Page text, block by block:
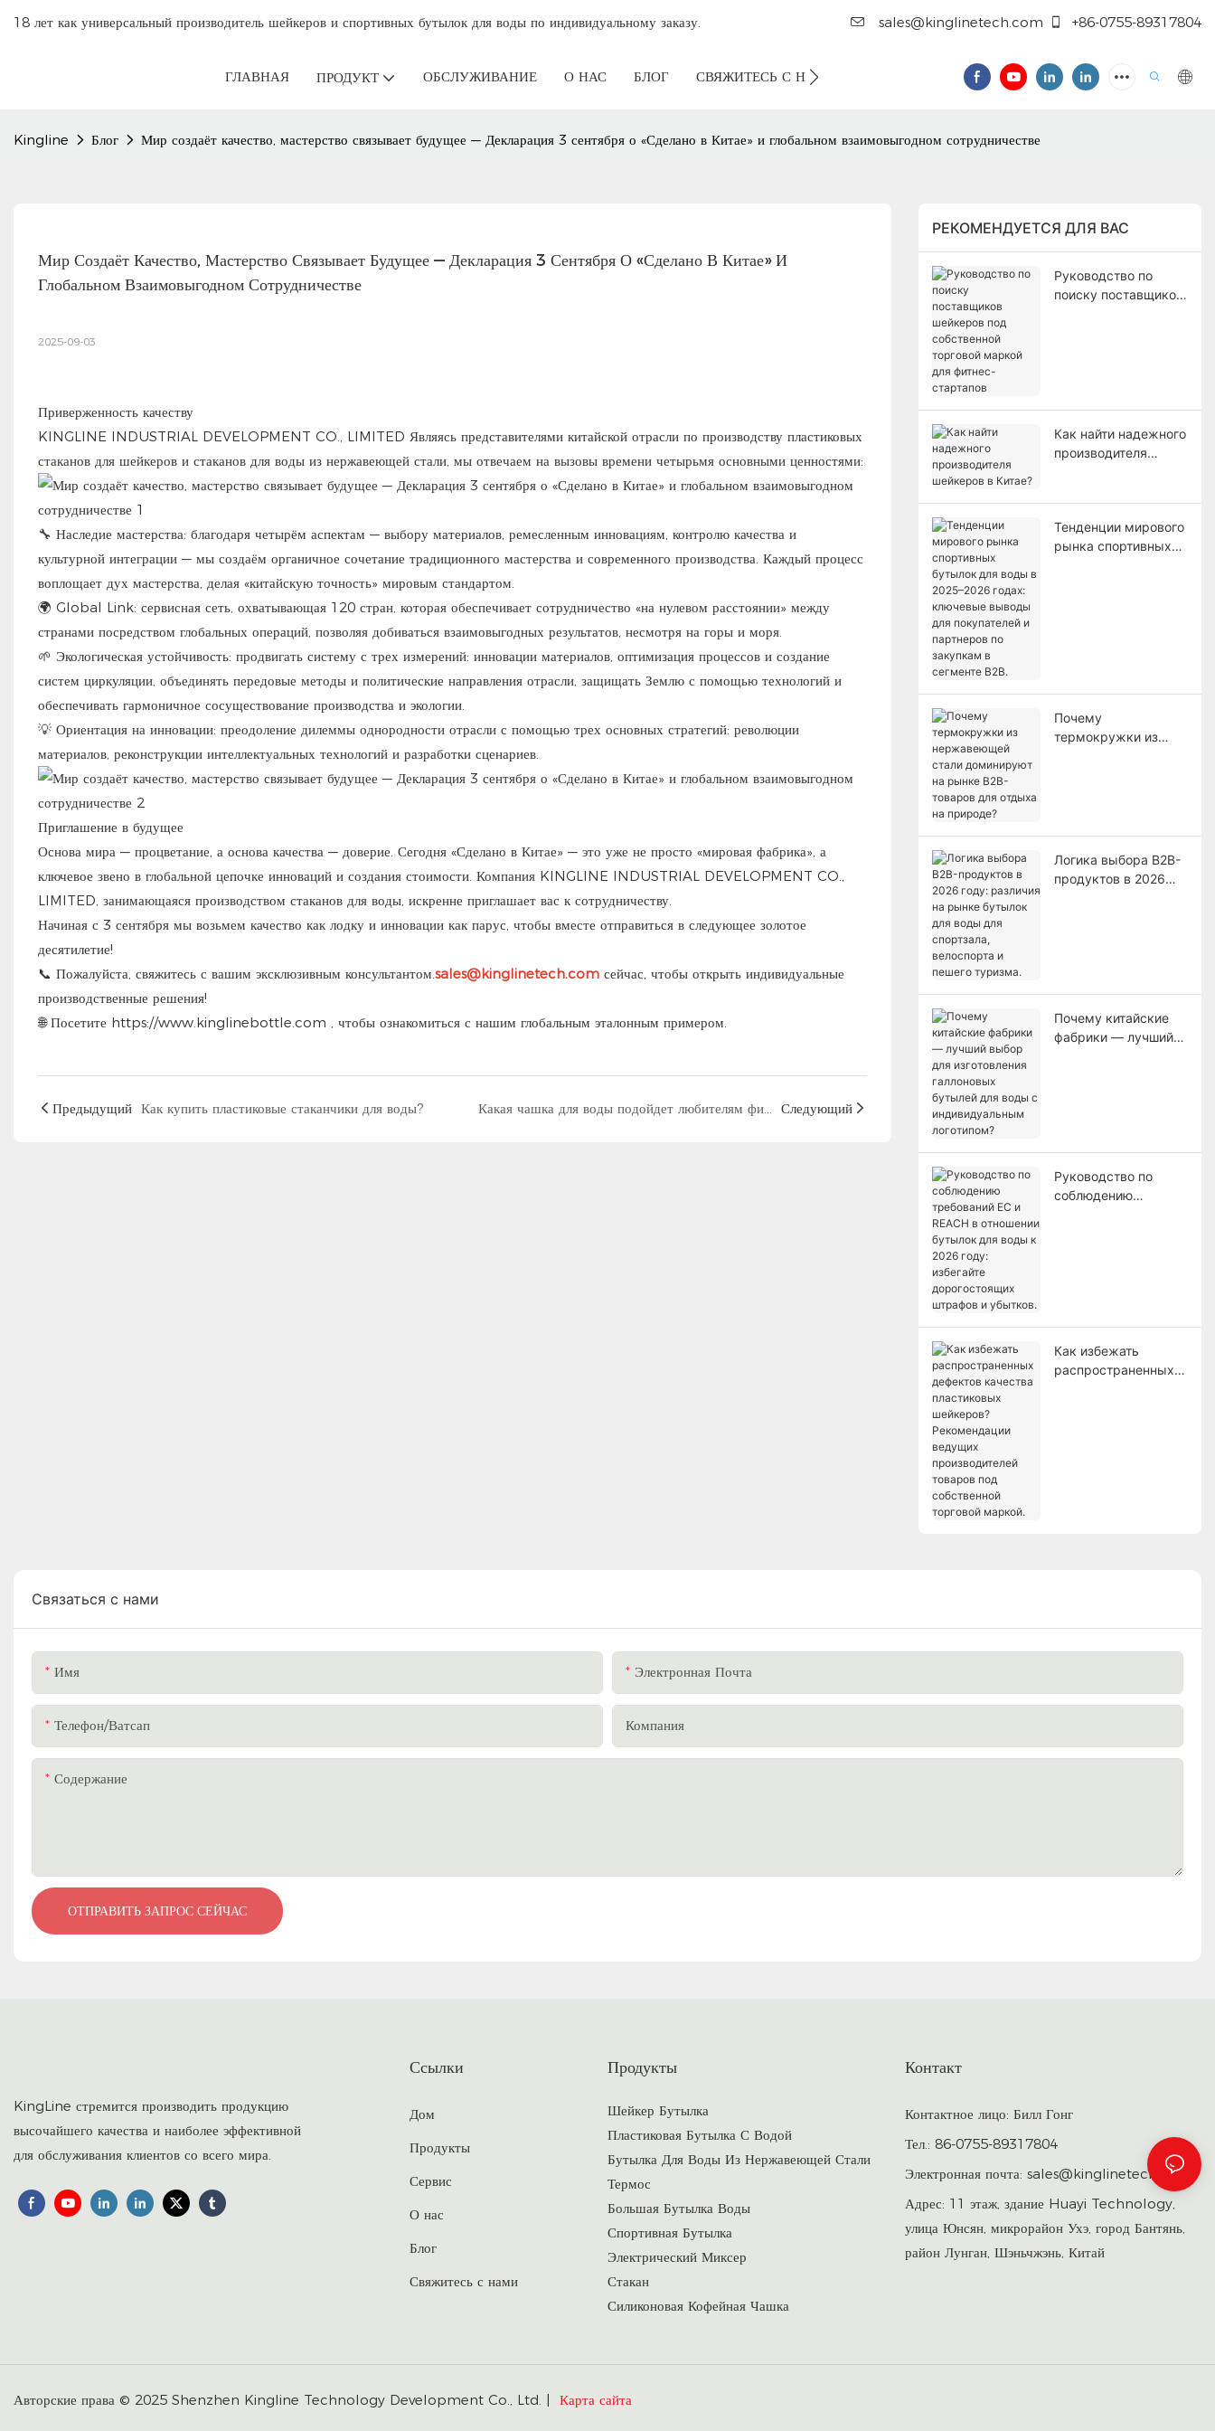
18 лет как универсальный производитель шейкеров и спортивных бутылок для воды по индивидуальному заказу. sales@kinglinetech.com +86-0755-89317804
ГЛАВНАЯ ПРОДУКТ ОБСЛУЖИВАНИЕ О НАС БЛОГ СВЯЖИТЕСЬ С НАМИ
Kingline Блог Мир создаёт качество, мастерство связывает будущее — Декларация 3 сентября о «Сделано в Китае» и глобальном взаимовыгодном сотрудничестве
Мир Создаёт Качество, Мастерство Связывает Будущее — Декларация 3 Сентября О «Сделано В Китае» И
Глобальном Взаимовыгодном Сотрудничестве
2025-09-03
Приверженность качеству
KINGLINE INDUSTRIAL DEVELOPMENT CO., LIMITED Являясь представителями китайской отрасли по производству пластиковых
стаканов для шейкеров и стаканов для воды из нержавеющей стали, мы отвечаем на вызовы времени четырьмя основными ценностями:
🔧 Наследие мастерства: благодаря четырём аспектам — выбору материалов, ремесленным инновациям, контролю качества и
культурной интеграции — мы создаём органичное сочетание традиционного мастерства и современного производства. Каждый процесс
воплощает дух мастерства, делая «китайскую точность» мировым стандартом.
‌🌍 Global Link‌: сервисная сеть, охватывающая 120 стран, которая обеспечивает сотрудничество «на нулевом расстоянии» между
странами посредством глобальных операций, позволяя добиваться взаимовыгодных результатов, несмотря на горы и моря.
‌🌱 Экологическая устойчивость‌: продвигать систему с трех измерений: инновации материалов, оптимизация процессов и создание
систем циркуляции, объединять передовые методы и политические направления отрасли, защищать Землю с помощью технологий и
обеспечивать гармоничное сосуществование производства и экологии.
‌💡 ​​​​Ориентация на инновации: преодоление дилеммы однородности отрасли с помощью трех основных стратегий: революции
материалов, реконструкции интеллектуальных технологий и разработки сценариев.
Приглашение в будущее
Основа мира — процветание, а основа качества — доверие. Сегодня «Сделано в Китае» — это уже не просто «мировая фабрика», а
ключевое звено в глобальной цепочке инноваций и создания стоимости. Компания KINGLINE INDUSTRIAL DEVELOPMENT CO.,
LIMITED, занимающаяся производством стаканов для воды, искренне приглашает вас к сотрудничеству.
Начиная с 3 сентября мы возьмем качество как лодку и инновации как парус, чтобы вместе отправиться в следующее золотое
десятилетие!
📞 Пожалуйста, свяжитесь с вашим эксклюзивным консультантом.sales@kinglinetech.comсейчас, чтобы открыть индивидуальные
производственные решения!
🌐 Посетите https://www.kinglinebottle.com , чтобы ознакомиться с нашим глобальным эталонным примером.
Предыдущий Как купить пластиковые стаканчики для воды? Какая чашка для воды подойдет любителям фитнеса? Следующий
РЕКОМЕНДУЕТСЯ ДЛЯ ВАС
Руководство по
поиску поставщиков
Как найти надежного
производителя
Тенденции мирового
рынка спортивных
Почему
термокружки из
Логика выбора B2B-
продуктов в 2026
Почему китайские
фабрики — лучший
логотипом?
Руководство по
соблюдению
Как избежать
распространенных
Связаться с нами
Имя Электронная Почта
Телефон/ватсап Компания
Содержание
ОТПРАВИТЬ ЗАПРОС СЕЙЧАС
KingLine стремится производить продукцию
высочайшего качества и наиболее эффективной
для обслуживания клиентов со всего мира.
Ссылки
Дом
Продукты
Сервис
О нас
Блог
Свяжитесь с нами
Продукты
Шейкер Бутылка
Пластиковая Бутылка С Водой
Бутылка Для Воды Из Нержавеющей Стали
Термос
Большая Бутылка Воды
Спортивная Бутылка
Электрический Миксер
Стакан
Силиконовая Кофейная Чашка
Контакт
Контактное лицо: Билл Гонг
Тел.: 86-0755-89317804
Электронная почта: sales@kinglinetech.com
Адрес: 11 этаж, здание Huayi Technology,
улица Юнсян, микрорайон Ухэ, город Бантянь,
район Лунган, Шэньчжэнь, Китай
Авторские права © 2025 Shenzhen Kingline Technology Development Co., Ltd. | Карта сайта